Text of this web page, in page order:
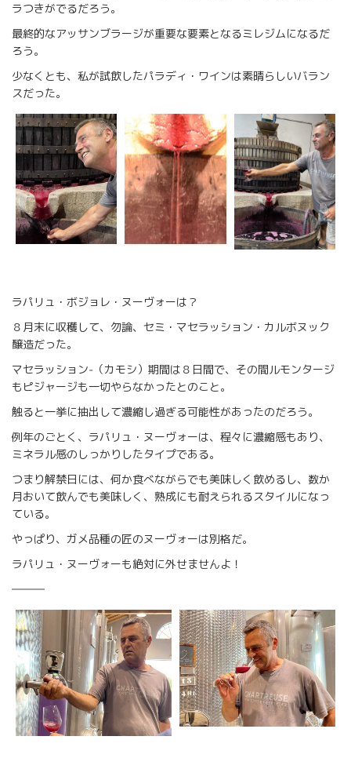
ラつきがでるだろう。
最終的なアッサンブラージが重要な要素となるミレジムになるだ
ろう。
少なくとも、私が試飲したパラディ・ワインは素晴らしいバラン
スだった。
ラパリュ・ボジョレ・ヌーヴォーは？
８月末に収穫して、勿論、セミ・マセラッション・カルボヌック
醸造だった。
マセラッション‑（カモシ）期間は８日間で、その間ルモンタージ
もピジャージも一切やらなかったとのこと。
触ると一挙に抽出して濃縮し過ぎる可能性があったのだろう。
例年のごとく、ラパリュ・ヌーヴォーは、程々に濃縮感もあり、
ミネラル感のしっかりしたタイプである。
つまり解禁日には、何か食べながらでも美味しく飲めるし、数か
月おいて飲んでも美味しく、熟成にも耐えられるスタイルになっ
ている。
やっぱり、ガメ品種の匠のヌーヴォーは別格だ。
ラパリュ・ヌーヴォーも絶対に外せませんよ！
―――